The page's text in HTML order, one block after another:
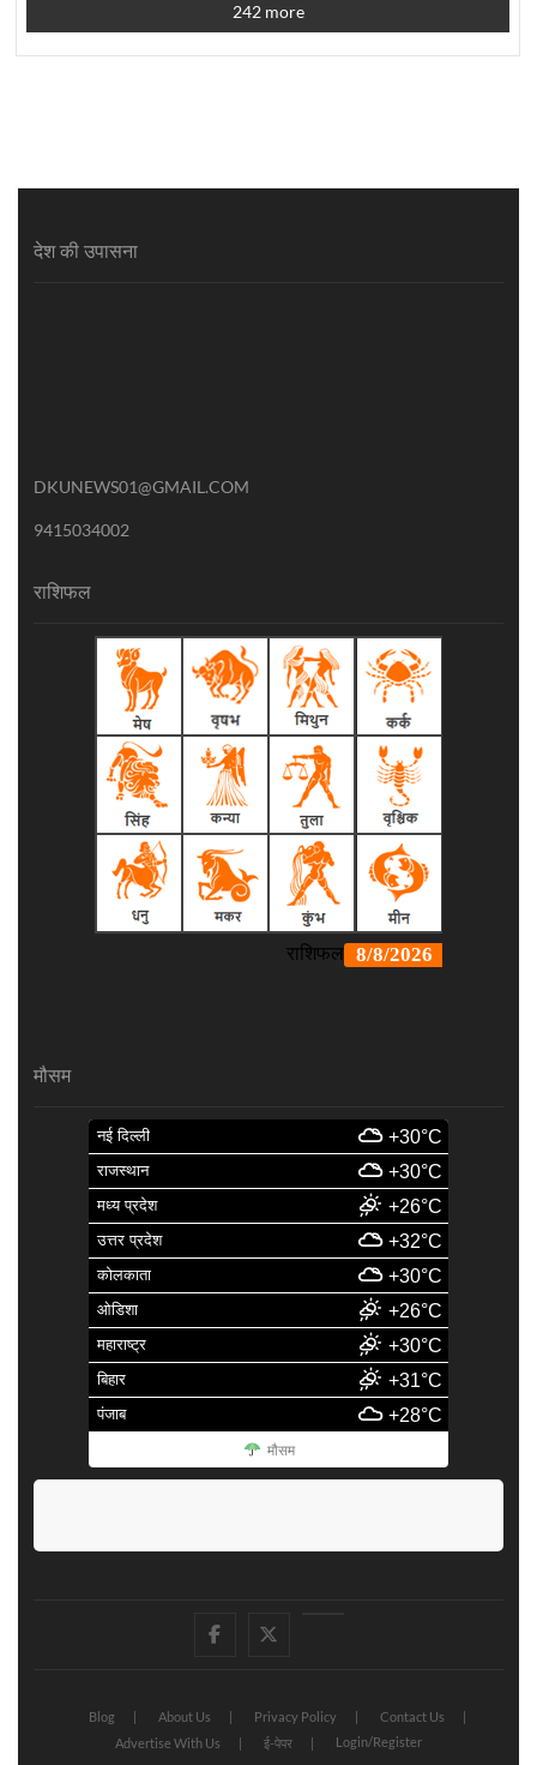
242 more
देश की उपासना
DKUNEWS01@GMAIL.COM
9415034002
राशिफल
मौसम
नई दिल्ली +30°C
राजस्थान +30°C
मध्य प्रदेश +26°C
उत्तर प्रदेश +32°C
कोलकाता +30°C
ओडिशा +26°C
महाराष्ट्र +30°C
बिहार +31°C
पंजाब +28°C
मौसम
facebook
Blog About Us Privacy Policy
Contact Us
Advertise With Us
ई-पेपर Login/Register